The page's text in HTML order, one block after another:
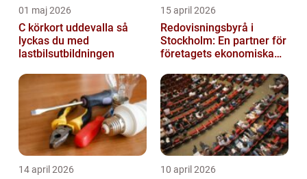
01 maj 2026
C körkort uddevalla så
lyckas du med
lastbilsutbildningen
15 april 2026
Redovisningsbyrå i
Stockholm: En partner för
företagets ekonomiska
14 april 2026 10 april 2026